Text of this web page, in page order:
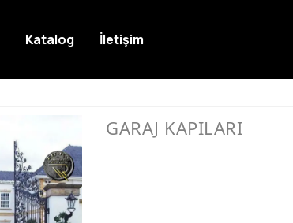
GARAJ KAPILARI
Katalog İletişim